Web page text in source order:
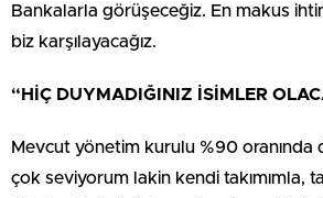
Bankalarla görüşeceğiz. En makus
biz karşılayacağız.
“HİÇ DUYMADIĞINIZ İSİMLER
Mevcut yönetim kurulu %90 oranında
çok seviyorum lakin kendi takımımla,